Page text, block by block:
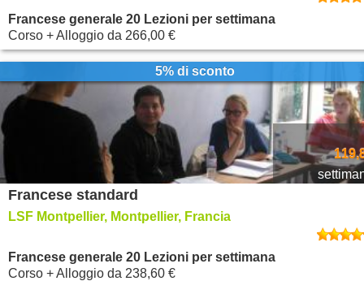
Francese generale 20 Lezioni per settimana
Corso + Alloggio da 266,00 €
5% di sconto
Francese standard
LSF Montpellier, Montpellier, Francia
Francese generale 20 Lezioni per settimana
Corso + Alloggio da 238,60 €